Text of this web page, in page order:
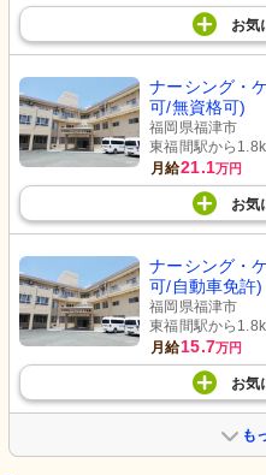
お気
ナーシング・
可/無資格可)
福岡県福津市
東福間駅から
月給21.1万円
お気
ナーシング・
可/自動車免許)
福岡県福津市
東福間駅から
月給15.7万円
お気
も